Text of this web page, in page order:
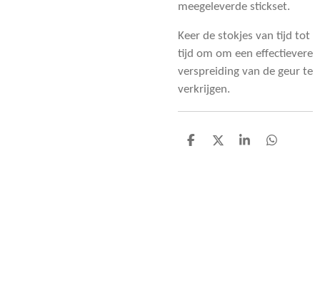
meegeleverde stickset.
Keer de stokjes van tijd tot
tijd om om een effectievere
verspreiding van de geur te
verkrijgen.
D
D
S
D